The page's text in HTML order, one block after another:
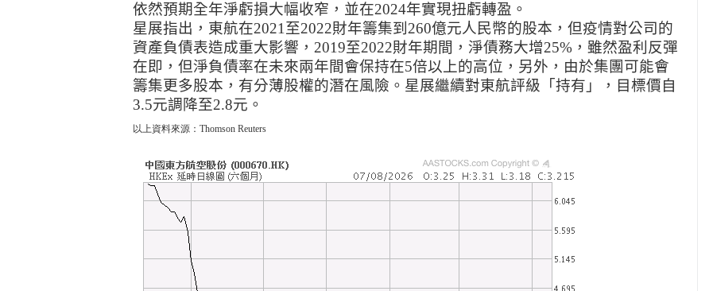
依然預期全年淨虧損大幅收窄，並在2024年實現扭虧轉盈。
星展指出，東航在2021 至2022財年籌集到 260億元人民幣的股本，但疫情對公司的
資產負債表造成重大影響， 2019至2022財年期間，淨債務大增25% ，雖然盈利反彈
在即，但淨負債率在未來兩年間會保持在5倍以上的高位，另外，由於集團可能會
籌集更多股本，有分薄股權的潛在風險。星展繼續對東航評級「持有」，目標價自
3.5元調降至2.8元。
以上資料來源：Thomson Reuters